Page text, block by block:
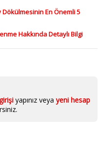
En Önemli 5
Hakkında Detaylı Bilgi
yapınız veya yeni hesap